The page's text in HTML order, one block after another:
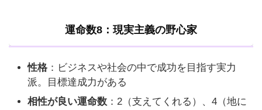
運命数8：現実主義の野心家
性格 ：ビジネスや社会の中で成功を目指す実力
派。目標達成力がある
相性が良い運命数 ：2（支えてくれる）、4（地に